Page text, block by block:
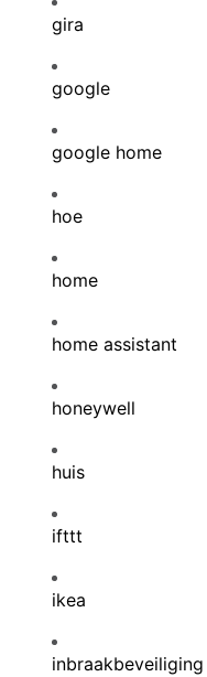
gira
google
google home
hoe
home
home assistant
honeywell
huis
ifttt
ikea
inbraakbeveiliging